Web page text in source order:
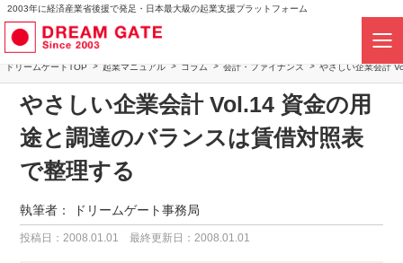
2003年に経済産業省後援で発足・日本最大級の起業支援プラットフォーム
ドリームゲートTOP 起業マニュアル コラム 会計・ファイナンス やさしい企業会計
やさしい企業会計 Vol.14 資金の用
途と調達のバランスは賃借対照表
で整理する
執筆者： ドリームゲート事務局
投稿日：2008.01.01 最終更新日：2008.01.01